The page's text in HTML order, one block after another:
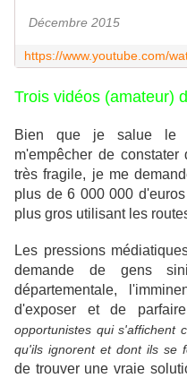
Décembre 2015
Trois vidéos (amateur)
Bien que je salue le
m'empêcher de
très fragile, je me
plus de 6 000 000
plus gros utilisant les
Les pressions
demande de gens
départementale,
d'exposer et de
opportunistes qui s'affichent
qu'ils ignorent et dont ils se
de trouver une vraie